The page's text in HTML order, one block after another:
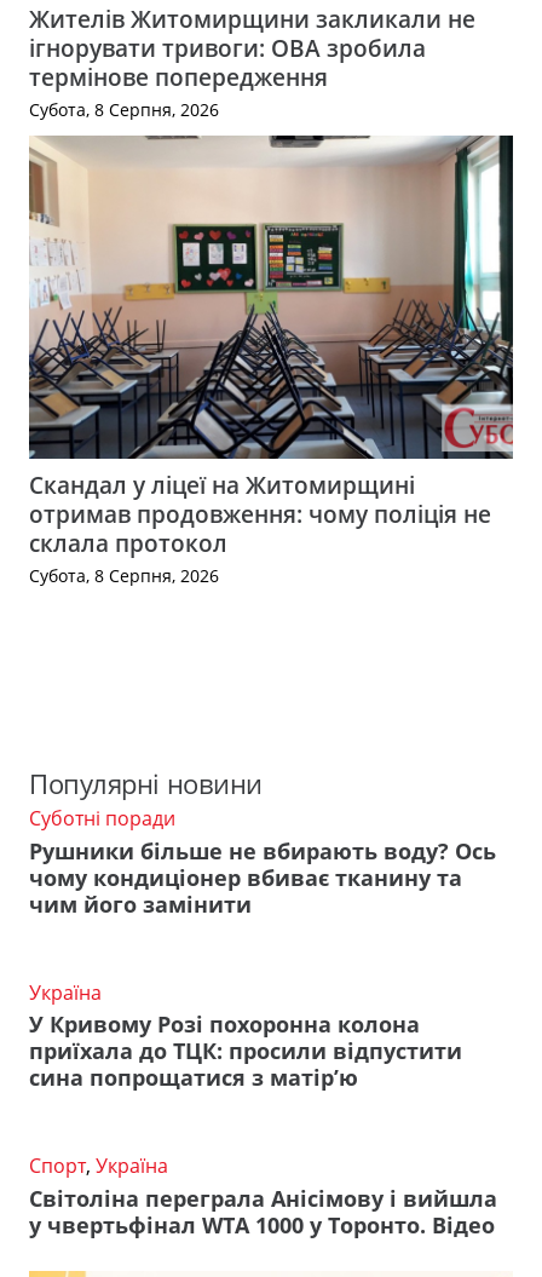
Жителів Житомирщини закликали не
ігнорувати тривоги: ОВА зробила
термінове попередження
Субота, 8 Серпня, 2026
Скандал у ліцеї на Житомирщині
отримав продовження: чому поліція не
склала протокол
Субота, 8 Серпня, 2026
Популярні новини
Суботні поради
Рушники більше не вбирають воду? Ось
чому кондиціонер вбиває тканину та
чим його замінити
Україна
У Кривому Розі похоронна колона
приїхала до ТЦК: просили відпустити
сина попрощатися з матір’ю
Спорт, Україна
Світоліна переграла Анісімову і вийшла
у чвертьфінал WTA 1000 у Торонто. Відео